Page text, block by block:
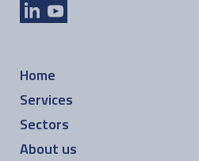
Home
Services
Sectors
About us